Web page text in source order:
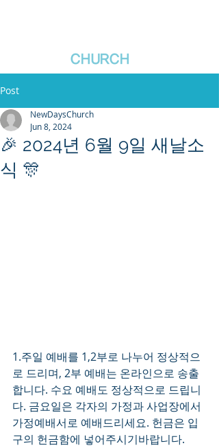
CHURCH
Post
🎉 2024년 6월 9일 새날소
식 🎊
NewDaysChurch
Jun 8, 2024
1.주일 예배를 1,2부로 나누어 정상적으
로 드리며, 2부 예배는 온라인으로 송출
합니다. 수요 예배도 정상적으로 드립니
다. 금요일은 각자의 가정과 사업장에서
가정예배서로 예배드리세요. 헌금은 입
구의 헌금함에 넣어주시기바랍니다.